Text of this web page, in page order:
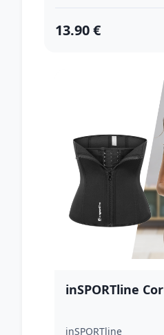
13.90 €
inSPORTline
inSPORTline